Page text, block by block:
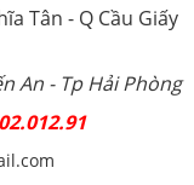
Tân - Q Cầu Giấy
An - Tp Hải Phòng